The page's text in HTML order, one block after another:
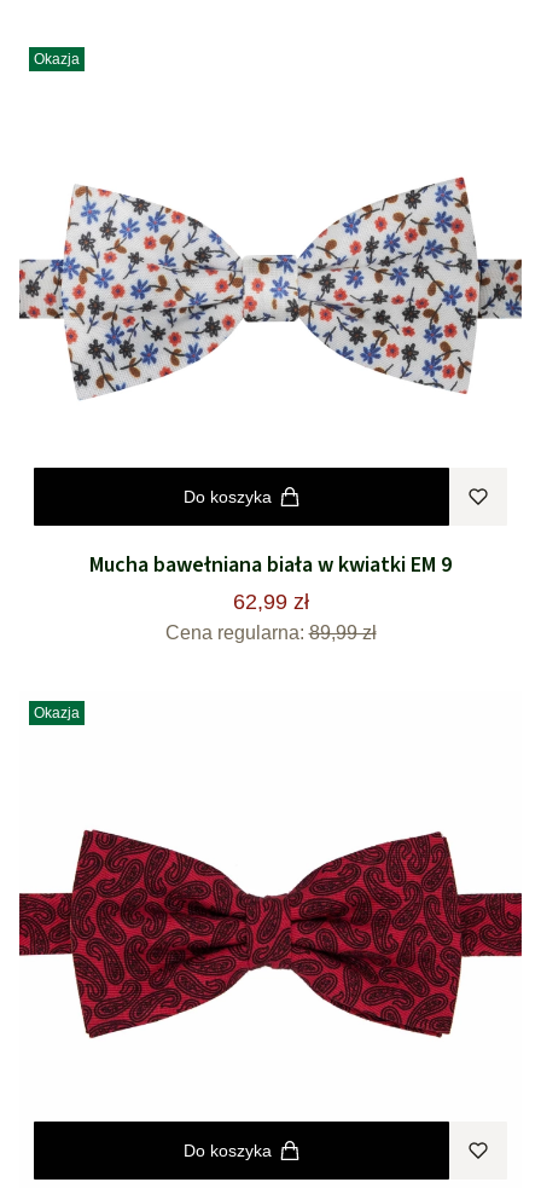
Okazja
Do koszyka
Mucha bawełniana biała w kwiatki EM 9
62,99 zł
Cena regularna: 89,99 zł
Okazja
Do koszyka